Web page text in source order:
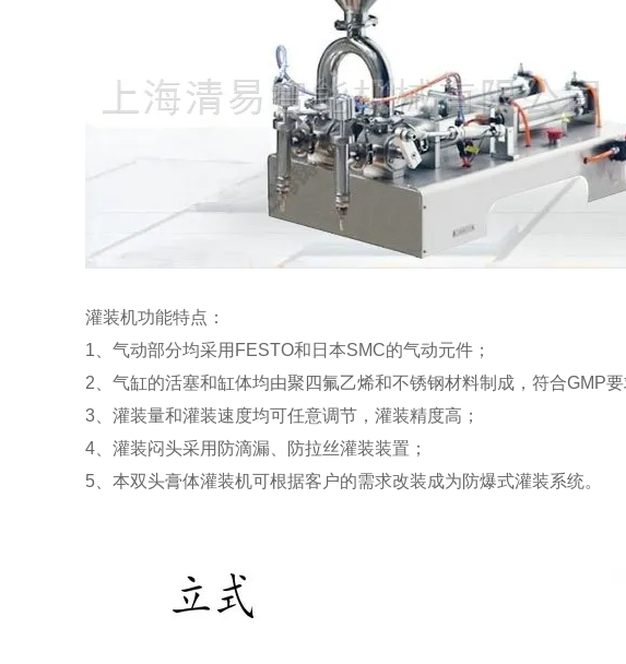
灌装机功能特点：
1、气动部分均采用FESTO和日本SMC的气动元件；
2、气缸的活塞和缸体均由聚四氟乙烯和不锈钢材料制成，符合GMP
3、灌装量和灌装速度均可任意调节，灌装精度高；
4、灌装闷头采用防滴漏、防拉丝灌装装置；
5、本双头膏体灌装机可根据客户的需求改装成为防爆式灌装系统。